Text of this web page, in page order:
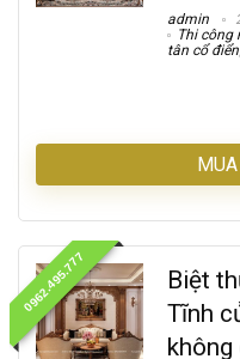
admin
Thi công
tân cổ điển
0962.495.777
Biệt
Tĩnh
không